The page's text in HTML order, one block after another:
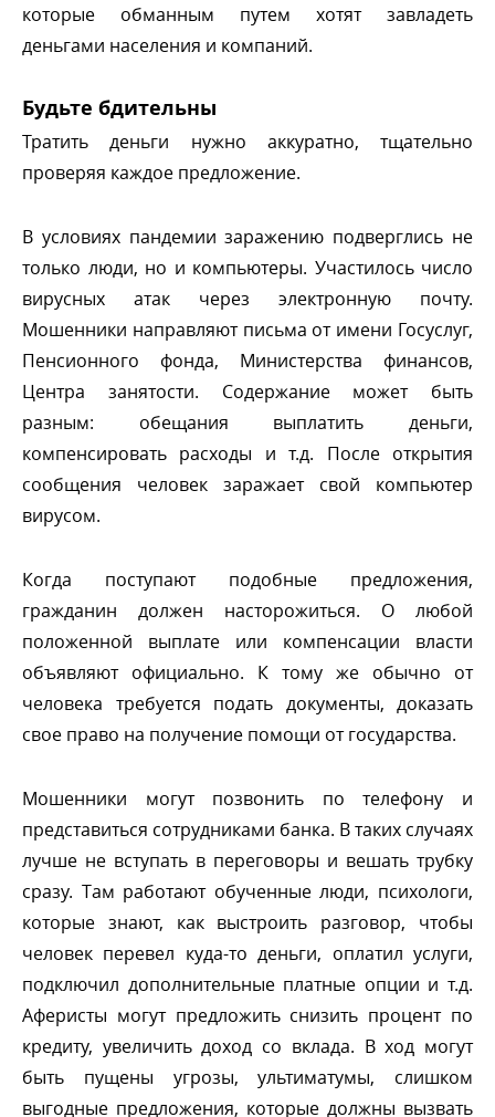
которые обманным путем хотят завладеть
деньгами населения и компаний.
Будьте бдительны
Тратить деньги нужно аккуратно, тщательно
проверяя каждое предложение.
условиях пандемии заражению подверглись не
только люди, но и компьютеры. Участилось число
ирусных атак через электронную почту.
Мошенники направляют письма от имени Госуслуг,
Пенсионного фонда, Министерства финансов,
Центра занятости. Содержание может быть
разным: обещания выплатить деньги,
компенсировать расходы и т.д. После открытия
сообщения человек заражает свой компьютер
ирусом.
Когда поступают подобные предложения,
ражданин должен насторожиться. О любой
положенной выплате или компенсации власти
объявляют официально. К тому же обычно от
человека требуется подать документы, доказать
свое право на получение помощи от государства.
Мошенники могут позвонить по телефону и
представиться сотрудниками банка. В таких случаях
лучше не вступать в переговоры и вешать трубку
сразу. Там работают обученные люди, психологи,
которые знают, как выстроить разговор, чтобы
человек перевел куда-то деньги, оплатил услуги,
подключил дополнительные платные опции и т.д.
Аферисты могут предложить снизить процент по
кредиту, увеличить доход со вклада. В ход могут
ыть пущены угрозы, ультиматумы, слишком
ыгодные предложения, которые должны вызвать